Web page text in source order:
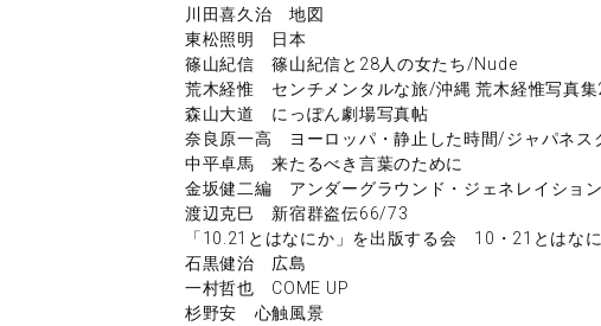
川田喜久治 地図
東松照明 日本
篠山紀信 篠山紀信と28人の女たち/Nude
荒木経惟 センチメンタルな旅/沖縄 荒木経惟写真
森山大道 にっぽん劇場写真帖
奈良原一高 ヨーロッパ・静止した時間/ジャパネス
中平卓馬 来たるべき言葉のために
金坂健二編 アンダーグラウンド・ジェネレイション
渡辺克巳 新宿群盗伝66/73
「10.21とはなにか」を出版する会 10・21とはな
石黒健治 広島
一村哲也 COME UP
杉野安 心触風景